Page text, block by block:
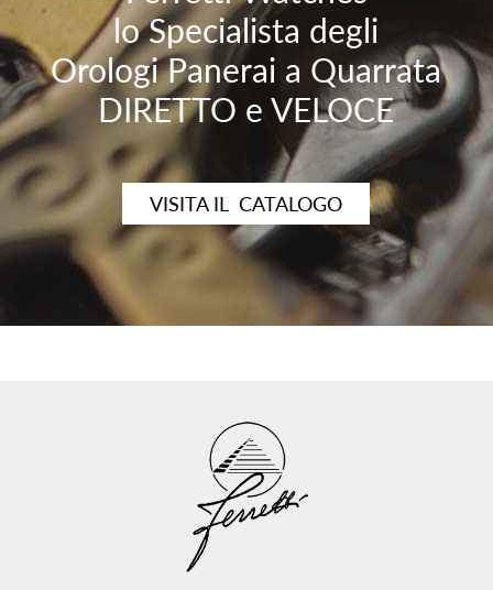
lo Specialista degli
Orologi Panerai a Quarrata
DIRETTO e VELOCE
VISITA IL CATALOGO